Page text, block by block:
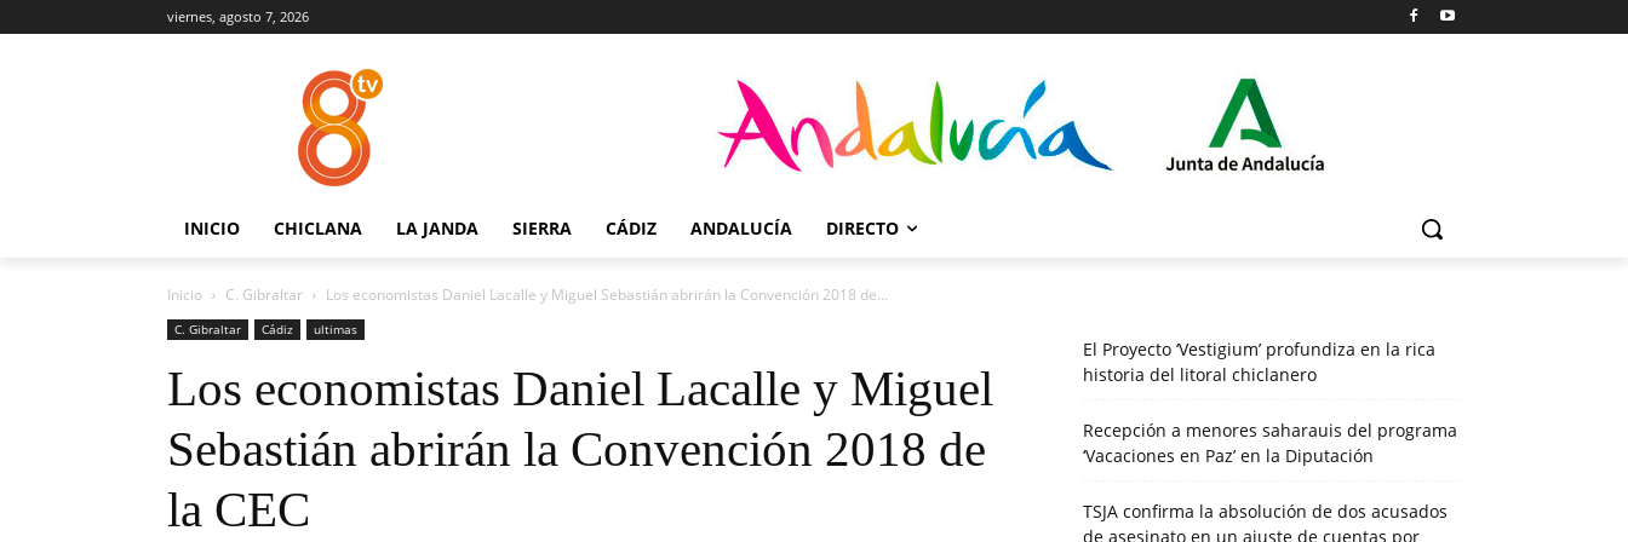
viernes, agosto 7, 2026
INICIO CHICLANA LA JANDA SIERRA CÁDIZ ANDALUCÍA DIRECTO
Inicio C. Gibraltar Los economistas Daniel Lacalle y Miguel Sebastián abrirán la Convención 2018 de...
C. Gibraltar Cádiz ultimas
Los economistas Daniel Lacalle y Miguel
Sebastián abrirán la Convención 2018 de
la CEC
El Proyecto ‘Vestigium’ profundiza en la rica
historia del litoral chiclanero
Recepción a menores saharauis del programa
‘Vacaciones en Paz’ en la Diputación
TSJA confirma la absolución de dos acusados
de asesinato en un ajuste de cuentas por